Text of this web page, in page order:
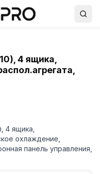
4 ящика,
4 ящика,
охлаждение,
панель управления,